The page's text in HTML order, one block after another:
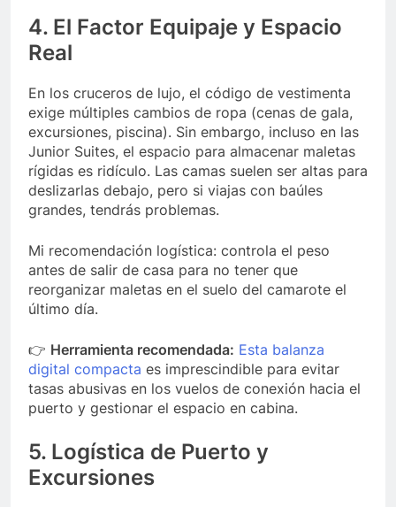
4. El Factor Equipaje y Espacio
Real
En los cruceros de lujo, el código de vestimenta
exige múltiples cambios de ropa (cenas de gala,
excursiones, piscina). Sin embargo, incluso en las
Junior Suites, el espacio para almacenar maletas
rígidas es ridículo. Las camas suelen ser altas para
deslizarlas debajo, pero si viajas con baúles
grandes, tendrás problemas.
Mi recomendación logística: controla el peso
antes de salir de casa para no tener que
reorganizar maletas en el suelo del camarote el
último día.
👉 Herramienta recomendada: Esta balanza
digital compacta es imprescindible para evitar
tasas abusivas en los vuelos de conexión hacia el
puerto y gestionar el espacio en cabina.
5. Logística de Puerto y
Excursiones